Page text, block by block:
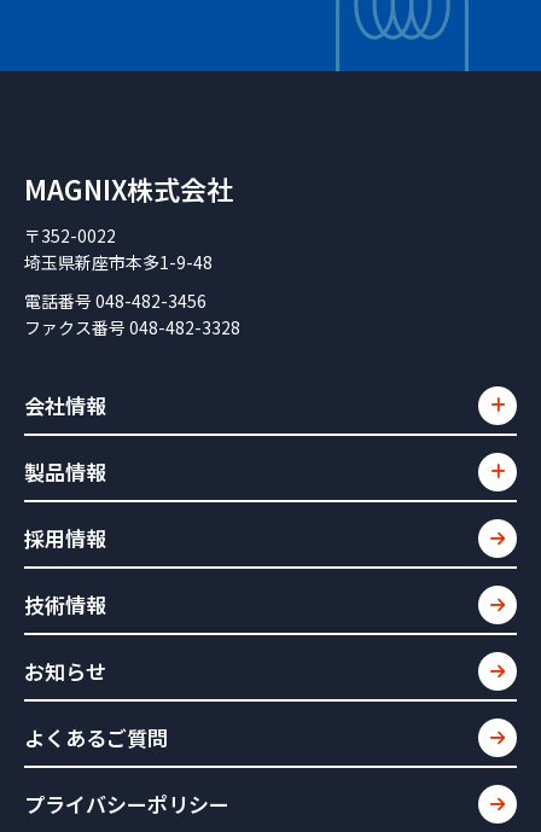
MAGNIX株式会社
〒352-0022
埼玉県新座市本多1-9-48
電話番号 048-482-3456
ファクス番号 048-482-3328
会社情報
製品情報
採用情報
技術情報
お知らせ
よくあるご質問
プライバシーポリシー